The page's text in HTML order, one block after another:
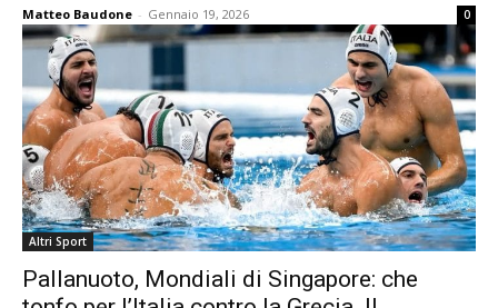
Matteo Baudone - Gennaio 19, 2026 0
Altri Sport
Pallanuoto, Mondiali di Singapore: che